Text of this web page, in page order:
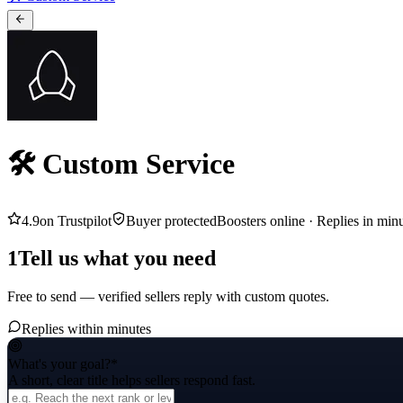
🛠️ Custom Service
4.9on Trustpilot Buyer protectedBoosters online · Replies in
1Tell us what you need
Free to send — verified sellers reply with custom quotes.
Replies within minutes
What's your goal?*
A short, clear title helps sellers respond fast.